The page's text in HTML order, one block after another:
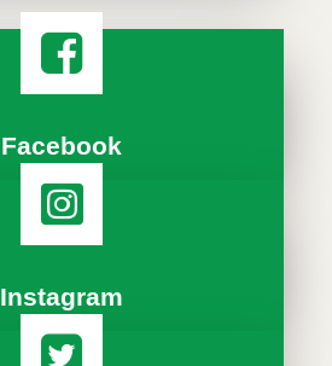
Facebook
Instagram